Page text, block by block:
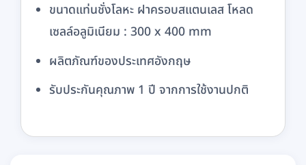
ขนาดแท่นชั่งโลหะ ฝาครอบสแตนเลส โหลด
เซลล์อลูมิเนียม : 300 x 400 mm
ผลิตภัณฑ์ของประเทศอังกฤษ
รับประกันคุณภาพ 1 ปี จากการใช้งานปกติ